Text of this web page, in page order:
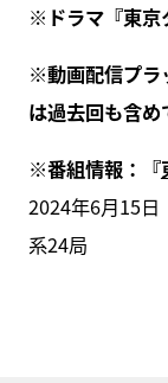
※ドラマ『東京
※動画配信プラ
は過去回も含め
※番組情報：『
2024年6月15日
系24局